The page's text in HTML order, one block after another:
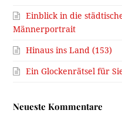
Einblick in die
Männerportrait
Hinaus ins Land (153)
Ein Glockenrätsel für
Neueste Kommentare